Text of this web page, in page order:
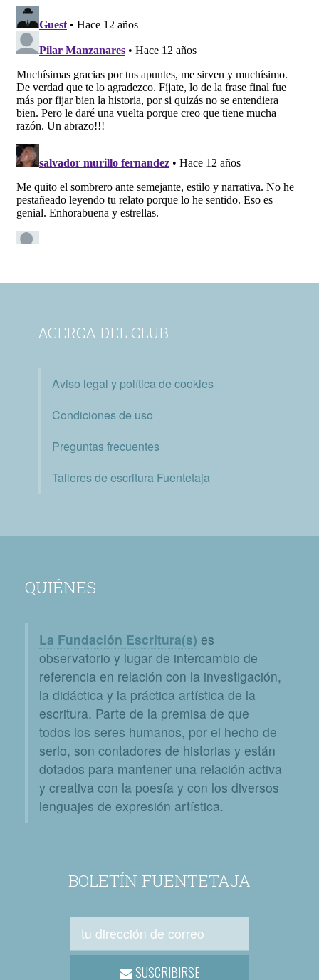
ACERCA DEL CLUB
Aviso legal y política de cookies
Condiciones de uso
Preguntas frecuentes
Talleres de escritura Fuentetaja
QUIÉNES
La Fundación Escritura(s) es
observatorio y lugar de intercambio de
referencia en relación con la investigación,
la didáctica y la práctica artística de la
escritura. Parte de la premisa de que
todos los seres humanos, por el hecho de
serlo, son contadores de historias y están
dotados para mantener una relación activa
y creativa con la poesía y con los diversos
lenguajes de expresión artística.
BOLETÍN FUENTETAJA
SUSCRIBIRSE